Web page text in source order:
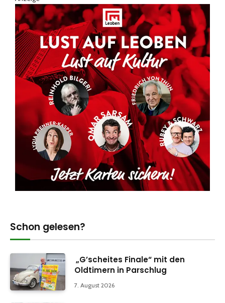
Schon gelesen?
„G’scheites Finale“ mit den
Oldtimern in Parschlug
7. August 2026